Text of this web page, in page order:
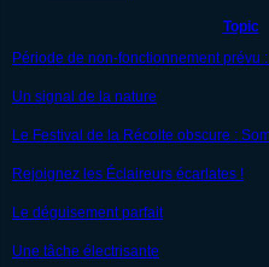
Topic
Période de non-fonctionnement prévu
Un signal de la nature
Le Festival de la Récolte obscure :
Rejoignez les Éclaireurs écarlates !
Le déguisement parfait
Une tâche électrisante